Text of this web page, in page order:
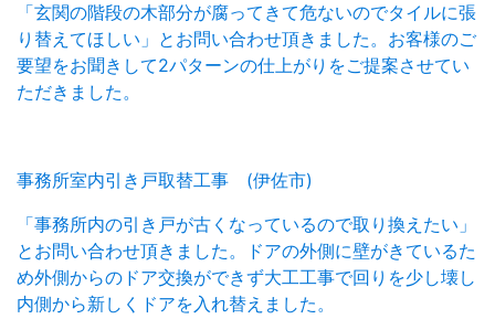
「玄関の階段の木部分が腐ってきて危ないのでタイルに張
り替えてほしい」とお問い合わせ頂きました。お客様のご
要望をお聞きして2パターンの仕上がりをご提案させてい
ただきました。
事務所室内引き戸取替工事 (伊佐市)
「事務所内の引き戸が古くなっているので取り換えたい」
とお問い合わせ頂きました。ドアの外側に壁がきているた
め外側からのドア交換ができず大工工事で回りを少し壊し
内側から新しくドアを入れ替えました。